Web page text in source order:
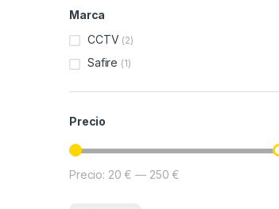
Marca
CCTV (2)
Safire (1)
Precio
Precio mínimo
Precio máximo
Precio: 20 € — 250 €